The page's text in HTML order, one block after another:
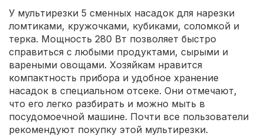
У мультирезки 5 сменных насадок для нарезки
ломтиками, кружочками, кубиками, соломкой и
терка. Мощность 280 Вт позволяет быстро
справиться с любыми продуктами, сырыми и
вареными овощами. Хозяйкам нравится
компактность прибора и удобное хранение
насадок в специальном отсеке. Они отмечают,
что его легко разбирать и можно мыть в
посудомоечной машине. Почти все пользователи
рекомендуют покупку этой мультирезки.